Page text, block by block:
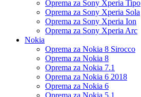
Oprema za Sony Xperia Tipo
Oprema za Sony Xperia Sola
Oprema za Sony Xperia Ion
Oprema za Sony Xperia Arc
Nokia
Oprema za Nokia 8 Sirocco
Oprema za Nokia 8
Oprema za Nokia 7.1
Oprema za Nokia 6 2018
Oprema za Nokia 6
Oprema za Nokia 5.1